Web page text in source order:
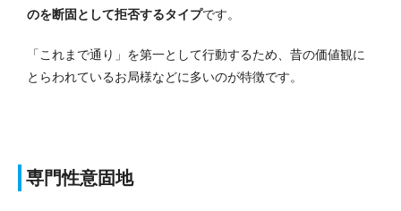
のを断固として拒否するタイプです。
「これまで通り」を第一として行動するため、昔の価値観に
とらわれているお局様などに多いのが特徴です。
専門性意固地